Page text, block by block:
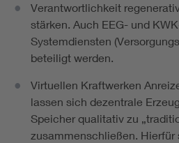
Verantwortlichkeit
stärken. Auch EEG- und
Systemdiensten
beteiligt werden.
Virtuellen Kraftwerken
lassen sich dezentrale
Speicher qualitativ zu
zusammenschließen. Hierfür